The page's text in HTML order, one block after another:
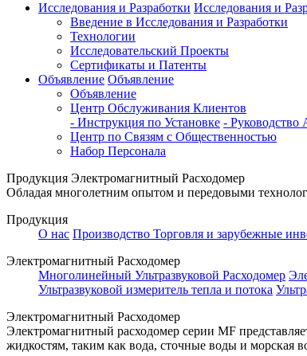
Исследования и Разработки Исследования и
Введение в Исследования и Разработки
Технологии
Исследовательский Проекты
Сертификаты и Патенты
Объявление Объявление
Объявление
Центр Обслуживания Клиентов
- Инструкция по Установке - Руководство
Центр по Связям с Общественностью
Набор Персонала
Продукция Электромагнитный Расходомер
Обладая многолетним опытом и передовыми
Продукция
О нас Производство Торговля и зарубежные
Электромагнитный Расходомер
Многолинейный Ультразвуковой Расходомер
Ультразвуковой измеритель тепла и потока
Электромагнитный Расходомер
Электромагнитный расходомер серии MF
жидкостям, таким как вода, сточные воды и морская